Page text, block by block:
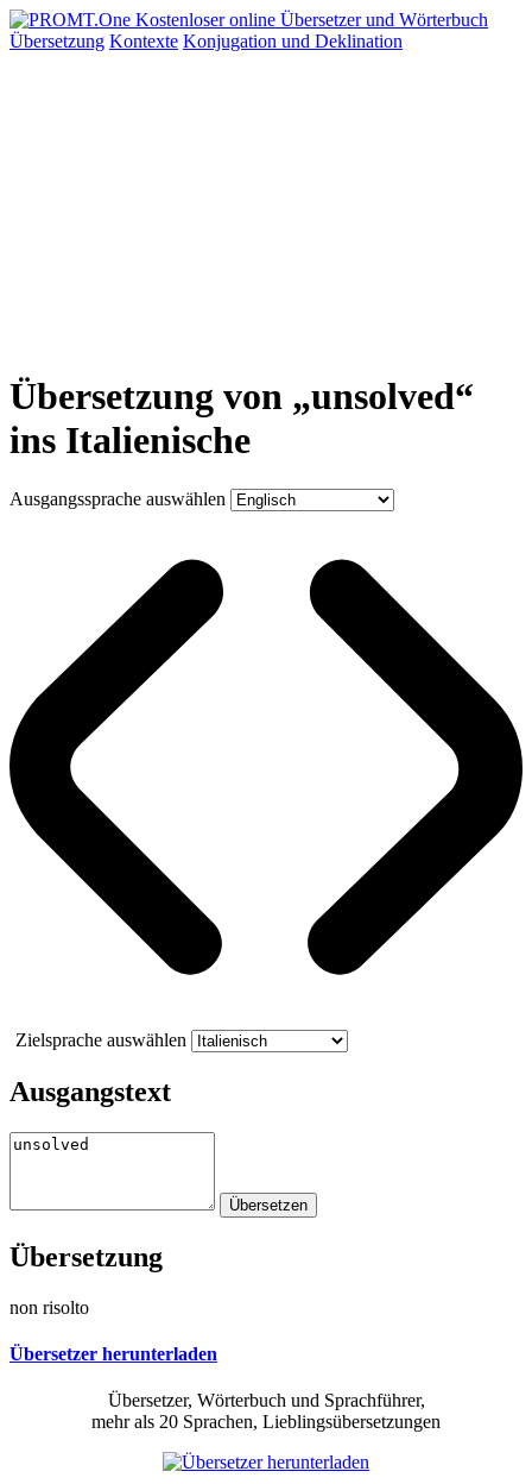
Übersetzung Kontexte Konjugation und Deklination
Übersetzung von „unsolved“
ins Italienische
Ausgangssprache auswählen
Zielsprache auswählen
Ausgangstext
Übersetzung
non risolto
Übersetzer herunterladen
Übersetzer, Wörterbuch und Sprachführer,
mehr als 20 Sprachen, Lieblingsübersetzungen